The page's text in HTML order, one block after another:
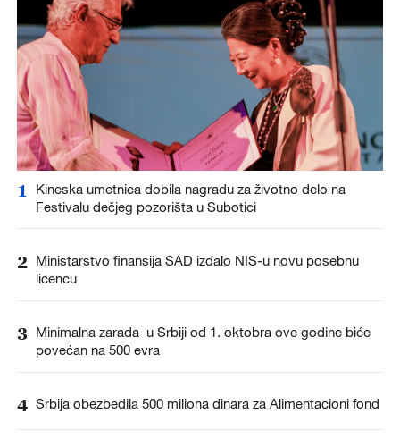
1
Kineska umetnica dobila nagradu za životno delo na
Festivalu dečjeg pozorišta u Subotici
2 Ministarstvo finansija SAD izdalo NIS-u novu posebnu
licencu
3 Minimalna zarada u Srbiji od 1. oktobra ove godine biće
povećan na 500 evra
4 Srbija obezbedila 500 miliona dinara za Alimentacioni fond